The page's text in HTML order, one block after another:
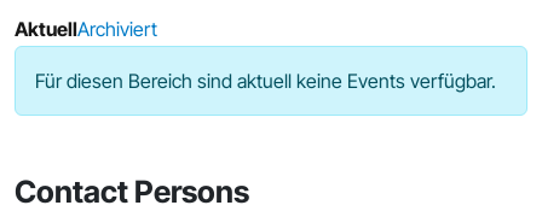
AktuellArchiviert
Für diesen Bereich sind aktuell keine Events verfügbar.
Contact Persons